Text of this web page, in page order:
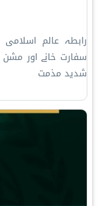
رابطہ عالم
سفارت خانے اور
شدید مذمت